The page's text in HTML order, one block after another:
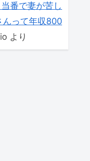
番で妻が苦し
んって年収800
より